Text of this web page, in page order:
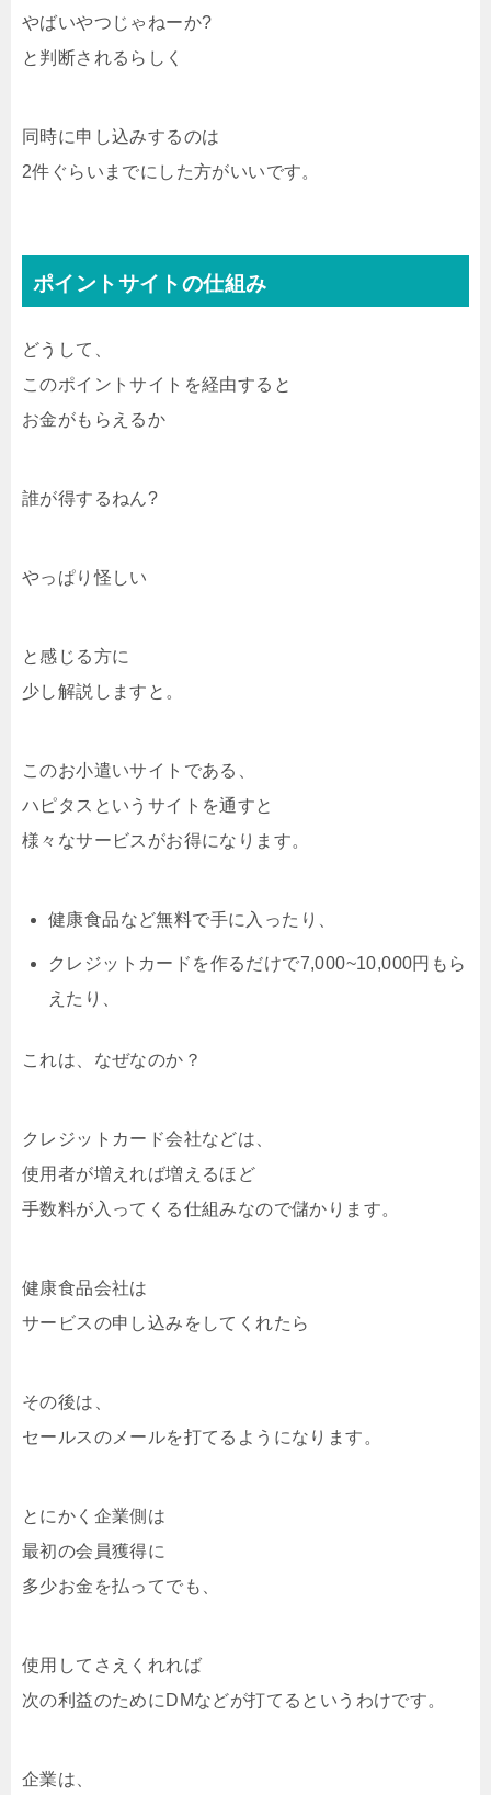
やばいやつじゃねーか?
と判断されるらしく
同時に申し込みするのは
2件ぐらいまでにした方がいいです。
ポイントサイトの仕組み
どうして、
このポイントサイトを経由すると
お金がもらえるか
誰が得するねん?
やっぱり怪しい
と感じる方に
少し解説しますと。
このお小遣いサイトである、
ハピタスというサイトを通すと
様々なサービスがお得になります。
健康食品など無料で手に入ったり、
クレジットカードを作るだけで7,000~10,000円もら
えたり、
これは、なぜなのか？
クレジットカード会社などは、
使用者が増えれば増えるほど
手数料が入ってくる仕組みなので儲かります。
健康食品会社は
サービスの申し込みをしてくれたら
その後は、
セールスのメールを打てるようになります。
とにかく企業側は
最初の会員獲得に
多少お金を払ってでも、
使用してさえくれれば
次の利益のためにDMなどが打てるというわけです。
企業は、